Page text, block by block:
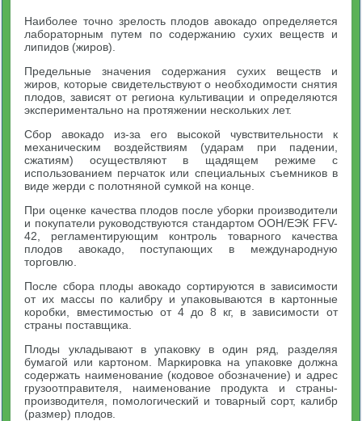
Наиболее точно зрелость плодов авокадо определяется
лабораторным путем по содержанию сухих веществ и
липидов (жиров).
Предельные значения содержания сухих веществ и
жиров, которые свидетельствуют о необходимости снятия
плодов, зависят от региона культивации и определяются
экспериментально на протяжении нескольких лет.
Сбор авокадо из-за его высокой чувствительности к
механическим воздействиям (ударам при падении,
сжатиям) осуществляют в щадящем режиме с
использованием перчаток или специальных съемников в
виде жерди с полотняной сумкой на конце.
При оценке качества плодов после уборки производители
и покупатели руководствуются стандартом ООН/ЕЭК FFV-
42, регламентирующим контроль товарного качества
плодов авокадо, поступающих в международную
торговлю.
После сбора плоды авокадо сортируются в зависимости
от их массы по калибру и упаковываются в картонные
коробки, вместимостью от 4 до 8 кг, в зависимости от
страны поставщика.
Плоды укладывают в упаковку в один ряд, разделяя
бумагой или картоном. Маркировка на упаковке должна
содержать наименование (кодовое обозначение) и адрес
грузоотправителя, наименование продукта и страны-
производителя, помологический и товарный сорт, калибр
(размер) плодов.